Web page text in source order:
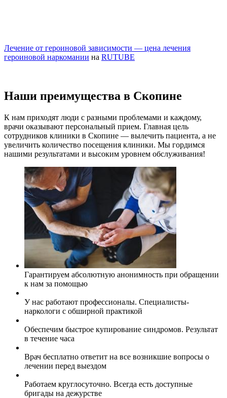
Лечение от героиновой зависимости — цена лечения
героиновой наркомании на RUTUBE
Наши преимущества в Скопине
К нам приходят люди с разными проблемами и каждому,
врачи оказывают персональный прием. Главная цель
сотрудников клиники в Скопине — вылечить пациента, а не
увеличить количество посещения клиники. Мы гордимся
нашими результатами и высоким уровнем обслуживания!
Гарантируем абсолютную анонимность при обращении
к нам за помощью
У нас работают профессионалы. Специалисты-
наркологи с обширной практикой
Обеспечим быстрое купирование синдромов. Результат
в течение часа
Врач бесплатно ответит на все возникшие вопросы о
лечении перед выездом
Работаем круглосуточно. Всегда есть доступные
бригады на дежурстве